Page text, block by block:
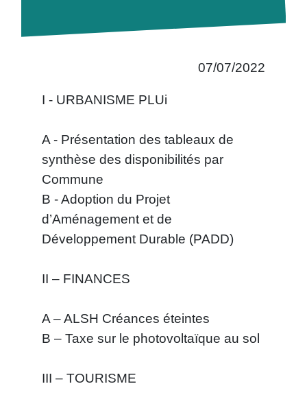
07/07/2022
I - URBANISME PLUi
A - Présentation des tableaux de
synthèse des disponibilités par
Commune
B - Adoption du Projet
d’Aménagement et de
Développement Durable (PADD)
II – FINANCES
A – ALSH Créances éteintes
B – Taxe sur le photovoltaïque au sol
III – TOURISME